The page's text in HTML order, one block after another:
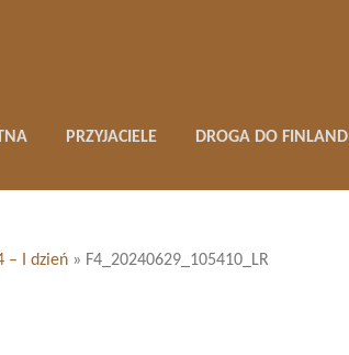
PRZYJACIELE DROGA DO FINLANDII
– I dzień » F4_20240629_105410_LR